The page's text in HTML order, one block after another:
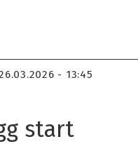
26.03.2026 - 13:45
start